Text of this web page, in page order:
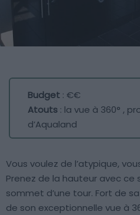
Budget : €€
Atouts : la vue à 360° ,
d’Aqualand
Vous voulez de l’atypique,
Prenez de la hauteur avec
sommet d’une tour. Fort de
de son exceptionnelle vue à